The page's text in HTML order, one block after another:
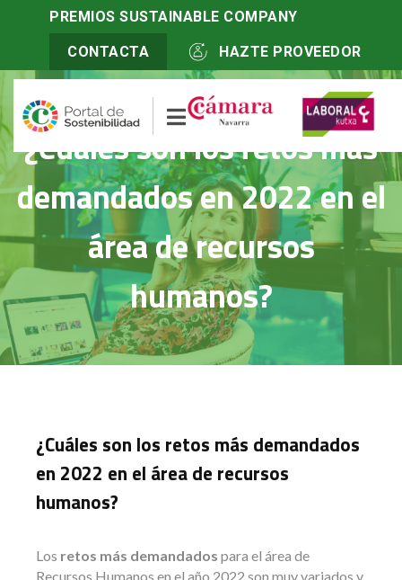
PREMIOS SUSTAINABLE COMPANY
CONTACTA HAZTE PROVEEDOR
>Actualidad>¿Cuáles son los retos más demandados en 2022
en el área de recursos humanos?
¿Cuáles son los retos más
demandados en 2022 en el
área de recursos
humanos?
¿Cuáles son los retos más demandados
en 2022 en el área de recursos
humanos?
Los retos más demandados para el área de
Recursos Humanos en el año 2022 son muy variados y